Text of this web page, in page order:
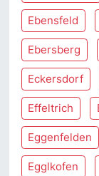
Ebensfeld
Ebersberg
Eckersdorf
Effeltrich
Eggenfelden
Egglkofen